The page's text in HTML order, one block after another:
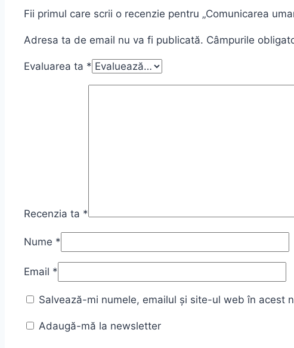
Fii primul care scrii o recenzie pentru „Comunicarea
Adresa ta de email nu va fi publicată. Câmpurile
Evaluarea ta *
Recenzia ta *
Nume *
Email *
Salvează-mi numele, emailul și site-ul web în acest
Adaugă-mă la newsletter